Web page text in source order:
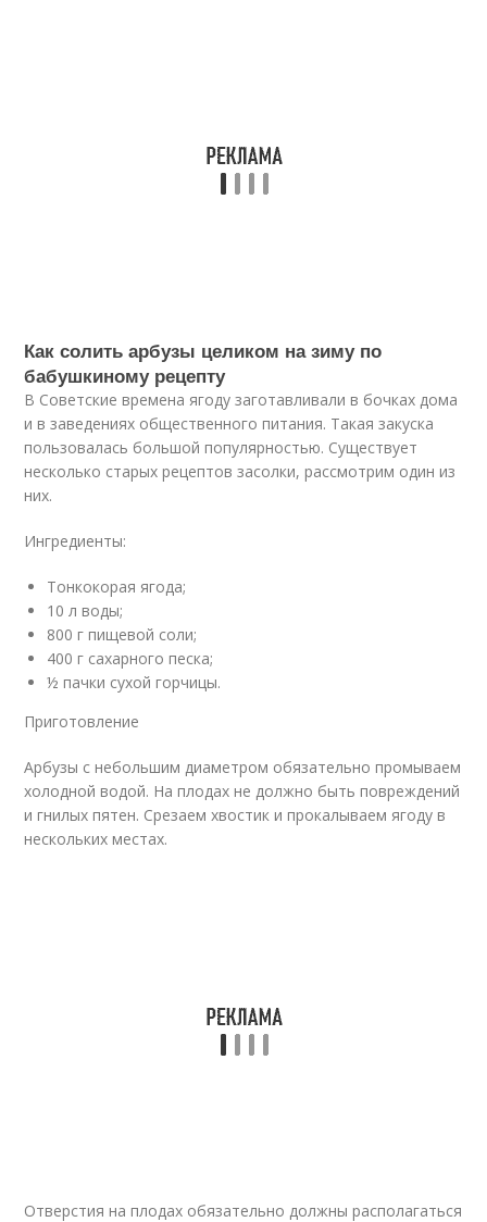
Как солить арбузы целиком на зиму по
бабушкиному рецепту
В Советские времена ягоду заготавливали в бочках дома
и в заведениях общественного питания. Такая закуска
пользовалась большой популярностью. Существует
несколько старых рецептов засолки, рассмотрим один из
них.
Ингредиенты:
Тонкокорая ягода;
10 л воды;
800 г пищевой соли;
400 г сахарного песка;
½ пачки сухой горчицы.
Приготовление
Арбузы с небольшим диаметром обязательно промываем
холодной водой. На плодах не должно быть повреждений
и гнилых пятен. Срезаем хвостик и прокалываем ягоду в
нескольких местах.
Отверстия на плодах обязательно должны располагаться